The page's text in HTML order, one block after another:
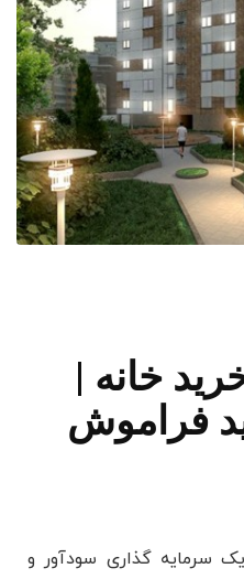
خانه |
فراموش
سرمایه گذاری سودآور و